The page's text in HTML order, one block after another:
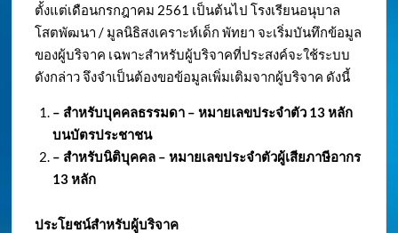
ตั้งแต่เดือนกรกฎาคม 2561 เป็นต้นไป โรงเรียนอนุบาล
โสตพัฒนา / มูลนิธิสงเคราะห์เด็ก พัทยา จะเริ่มบันทึกข้อมูล
ของผู้บริจาค เฉพาะสำหรับผู้บริจาคที่ประสงค์จะใช้ระบบ
ดังกล่าว จึงจำเป็นต้องขอข้อมูลเพิ่มเติมจากผู้บริจาค ดังนี้
– สำหรับบุคคลธรรมดา – หมายเลขประจำตัว 13 หลัก
บนบัตรประชาชน
– สำหรับนิติบุคคล – หมายเลขประจำตัวผู้เสียภาษีอากร
13 หลัก
ประโยชน์สำหรับผู้บริจาค